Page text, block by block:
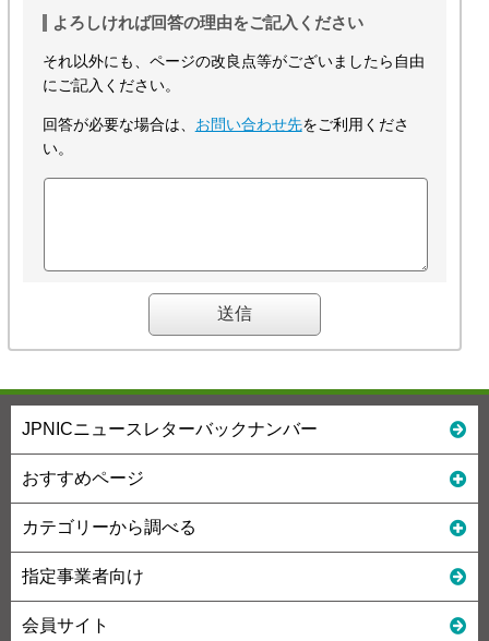
よろしければ回答の理由をご記入ください
それ以外にも、ページの改良点等がございましたら自由
にご記入ください。
回答が必要な場合は、 お問い合わせ先をご利用くださ
い。
JPNICニュースレターバックナンバー
おすすめページ
カテゴリーから調べる
指定事業者向け
会員サイト